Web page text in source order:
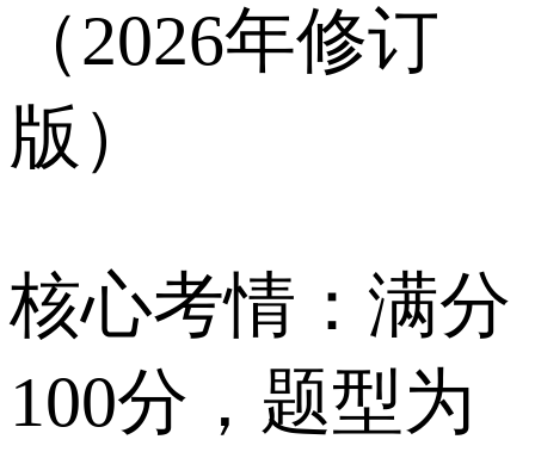
（2026年修订
版）
核心考情：满分
100分，题型为